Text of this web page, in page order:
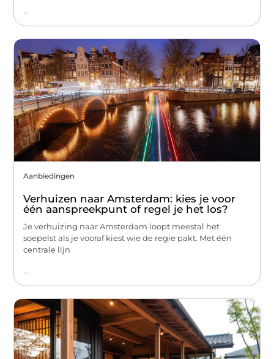
...
Aanbiedingen
Verhuizen naar Amsterdam: kies je voor
één aanspreekpunt of regel je het los?
Je verhuizing naar Amsterdam loopt meestal het
soepelst als je vooraf kiest wie de regie pakt. Met één
centrale lijn
...